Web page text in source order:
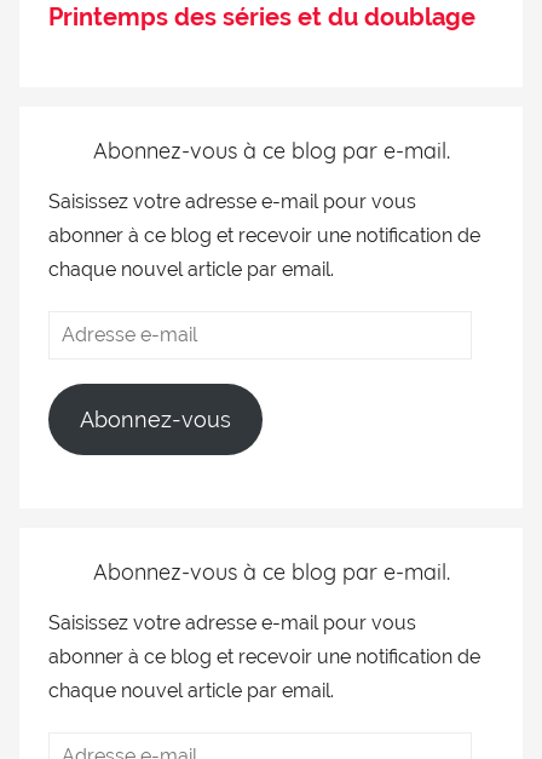
Printemps des séries et du doublage
Abonnez-vous à ce blog par e-mail.
Saisissez votre adresse e-mail pour vous
abonner à ce blog et recevoir une notification de
chaque nouvel article par email.
Abonnez-vous
Abonnez-vous à ce blog par e-mail.
Saisissez votre adresse e-mail pour vous
abonner à ce blog et recevoir une notification de
chaque nouvel article par email.